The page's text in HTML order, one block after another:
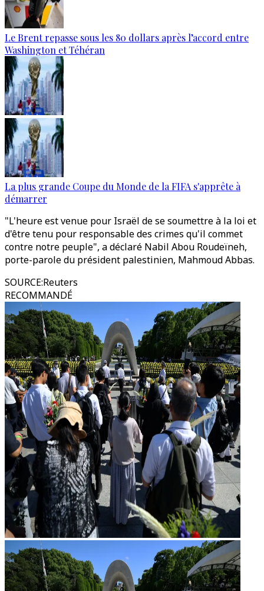
Le Brent repasse sous les 80 dollars après l’accord entre
Washington et Téhéran
La plus grande Coupe du Monde de la FIFA s'apprête à
démarrer
"L'heure est venue pour Israël de se soumettre à la loi et
d'être tenu pour responsable des crimes qu'il commet
contre notre peuple", a déclaré Nabil Abou Roudeïneh,
porte-parole du président palestinien, Mahmoud Abbas.
SOURCE:Reuters
RECOMMANDÉ